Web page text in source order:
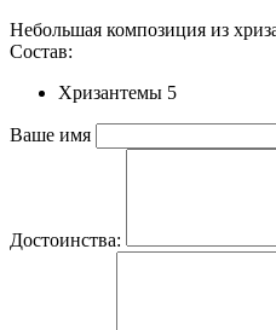
Небольшая композиция из
Состав:
Хризантемы 5
Ваше имя
Достоинства: